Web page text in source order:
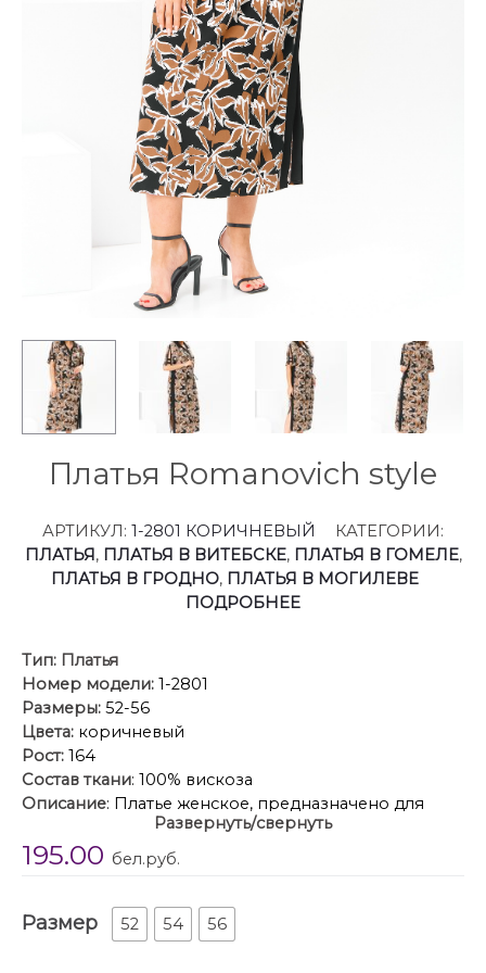
Платья Romanovich style
АРТИКУЛ: 1-2801 КОРИЧНЕВЫЙ
КАТЕГОРИИ:
ПЛАТЬЯ, ПЛАТЬЯ В ВИТЕБСКЕ, ПЛАТЬЯ В ГОМЕЛЕ,
ПЛАТЬЯ В ГРОДНО, ПЛАТЬЯ В МОГИЛЕВЕ
ПОДРОБНЕЕ
Тип: Платья
Номер модели: 1-2801
Размеры: 52-56
Цвета: коричневый
Рост: 164
Состав ткани: 100% вискоза
Описание: Платье женское, предназначено для
повседневной носки. Платье женское, прямого
силуэта, длиной до нижней части икры. Перед с 2-
притачными боковыми планками из отделочной
ткани. Спинка с притачными боковыми планками
Развернуть/свернуть
195.00 бел.руб.
Размер 52 54 56